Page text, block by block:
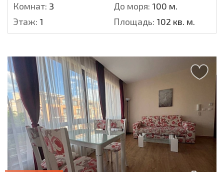
Комнат: 3 До моря: 100 м.
Этаж: 1 Площадь: 102 кв. м.